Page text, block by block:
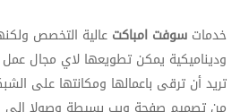
خدمات سوفت امباكت عالية التخصص
وديناميكية يمكن تطويعها لاي مجال عمل
تريد أن ترقى باعمالها ومكانتها على